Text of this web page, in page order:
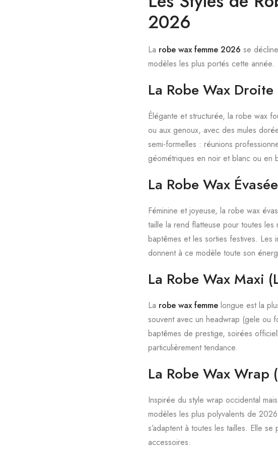
2026
La robe wax femme 2026 se
modèles les plus portés cette année.
La Robe Wax
Élégante et structurée, la robe wax
ou aux genoux, avec des mules
semi-formelles : réunions
géométriques en noir et blanc ou en
La Robe Wax
Féminine et joyeuse, la robe wax
taille la rend flatteuse pour toutes
baptêmes et les sorties festives.
donnent à ce modèle toute son
La Robe Wax Maxi
La robe wax femmelongue est la
souvent avec un headwrap (gele ou
baptêmes de prestige, soirées
particulièrement tendance.
La Robe Wax Wrap
Inspirée du style wrap occidental
modèles les plus polyvalents de
s’adaptent à toutes les tailles. Elle
accessoires.